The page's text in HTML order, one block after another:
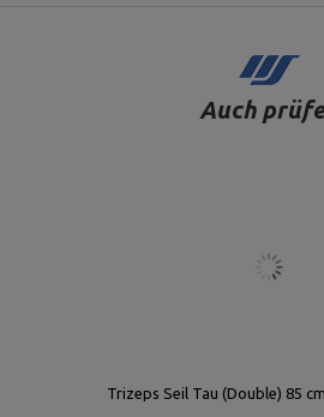
Auch
Trizeps Seil Tau (Double) 85